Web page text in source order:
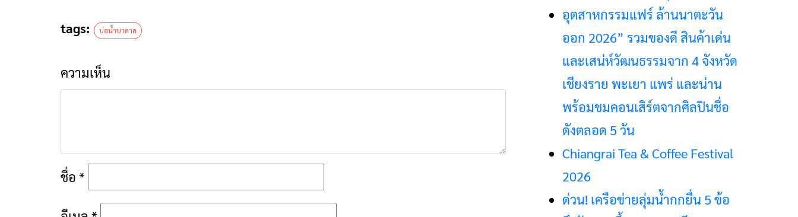
tags: บ่อน้ำบาดาล
ความเห็น
ชื่อ *
อุตสาหกรรมแฟร์ ล้านนาตะวัน
ออก 2026” รวมของดี สินค้าเด่น
และเสน่ห์วัฒนธรรมจาก 4 จังหวัด
เชียงราย พะเยา แพร่ และน่าน
พร้อมชมคอนเสิร์ตจากศิลปินชื่อ
ดังตลอด 5 วัน
Chiangrai Tea & Coffee Festival
2026
ด่วน! เครือข่ายลุ่มน้ำกกยื่น 5 ข้อ